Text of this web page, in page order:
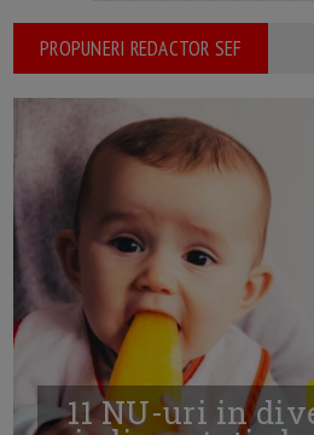
PROPUNERI REDACTOR SEF
11 NU-uri in